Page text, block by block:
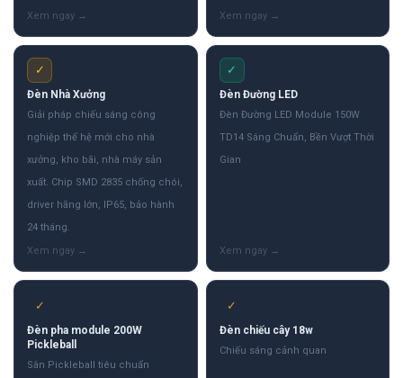
✓
Đèn Nhà Xưởng
Giải pháp chiếu sáng công
nghiệp thế hệ mới cho nhà
xưởng, kho bãi, nhà máy sản
xuất. Chip SMD 2835 chống chói,
driver hãng lớn, IP65, bảo hành
24 tháng.
✓
Đèn Đường LED
Đèn Đường LED Module 150W
TD14 Sáng Chuẩn, Bền Vượt Thời
Gian
✓
Đèn pha module 200W
Pickleball
Sân Pickleball tiêu chuẩn
✓
Đèn chiếu cây 18w
Chiếu sáng cảnh quan